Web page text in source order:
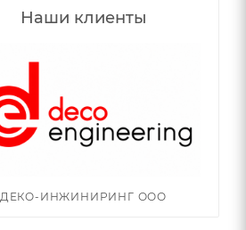
Наши клиенты
ДЕКО-ИНЖИНИРИНГ ООО